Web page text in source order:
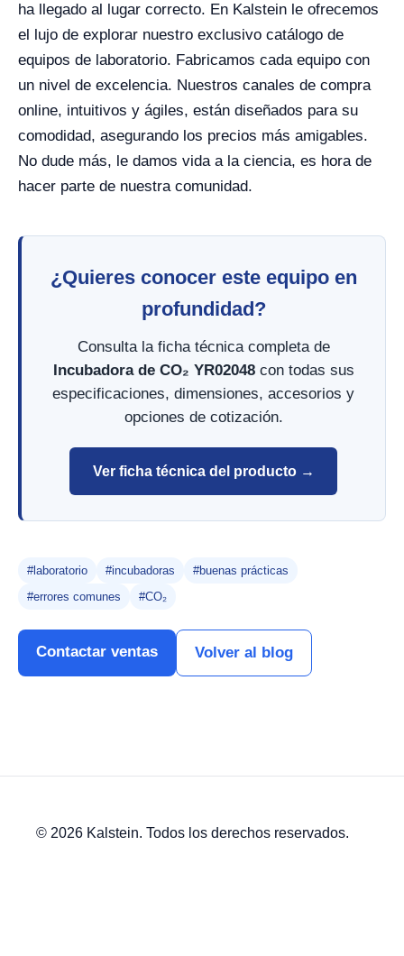
ha llegado al lugar correcto. En Kalstein le ofrecemos
el lujo de explorar nuestro exclusivo catálogo de
equipos de laboratorio. Fabricamos cada equipo con
un nivel de excelencia. Nuestros canales de compra
online, intuitivos y ágiles, están diseñados para su
comodidad, asegurando los precios más amigables.
No dude más, le damos vida a la ciencia, es hora de
hacer parte de nuestra comunidad.
¿Quieres conocer este equipo en
profundidad?
Consulta la ficha técnica completa de
Incubadora de CO₂ YR02048con todas sus
especificaciones, dimensiones, accesorios y
opciones de cotización.
Ver ficha técnica del producto →
#laboratorio #incubadoras
#buenas prácticas
#errores comunes
#CO₂
Contactar ventas Volver al blog
© 2026 Kalstein. Todos los derechos reservados.